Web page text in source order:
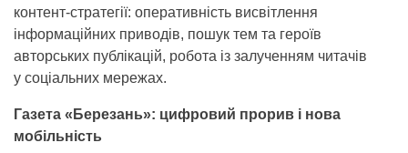
контент-стратегії: оперативність висвітлення
інформаційних приводів, пошук тем та героїв
авторських публікацій, робота із залученням читачів
у соціальних мережах.
Газета «Березань»: цифровий прорив і нова
мобільність